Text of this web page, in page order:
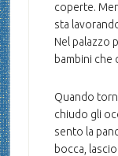
coperte.
sta
Nel palazzo
bambini che
Quando
chiudo gli
sento la
bocca,